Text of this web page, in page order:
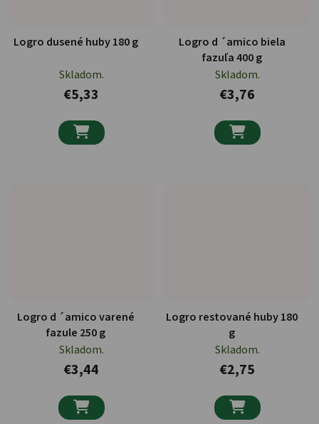
Logro dusené huby 180 g
Skladom.
€5,33

Logro d ´amico biela
fazuľa 400 g
Skladom.
€3,76

Logro d ´amico varené
fazule 250 g
Skladom.
€3,44

Logro restované huby 180
g
Skladom.
€2,75
